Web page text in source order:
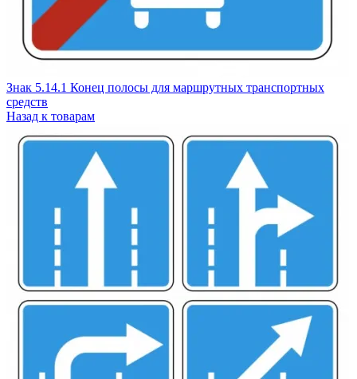
Знак 5.14.1 Конец полосы для маршрутных транспортных
средств
Назад к товарам